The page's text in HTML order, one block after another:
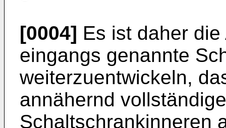
[0004] Es ist daher
eingangs genannte
weiterzuentwickeln,
annähernd
Schaltschrankinneren